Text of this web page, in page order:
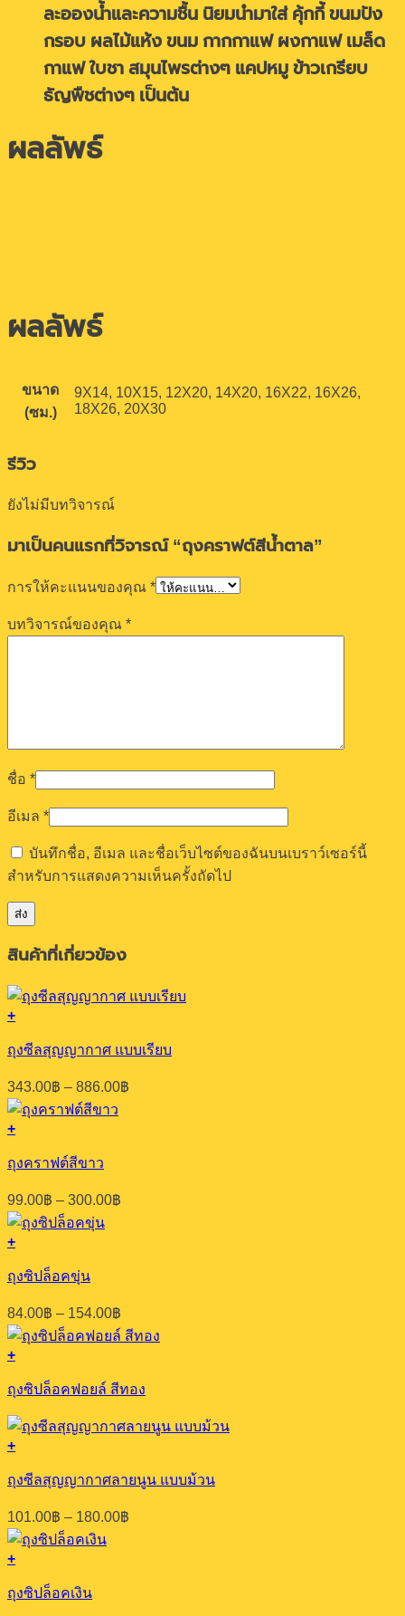
ละอองน้ำและความชื้น นิยมนำมาใส่ คุ้กกี้ ขนมปัง
กรอบ ผลไม้แห้ง ขนม กากกาแฟ ผงกาแฟ เมล็ด
กาแฟ ใบชา สมุนไพรต่างๆ แคปหมู ข้าวเกรียบ
ธัญพืชต่างๆ เป็นต้น
ผลลัพธ์
ผลลัพธ์
ขนาด
(ซม.)
9X14, 10X15, 12X20, 14X20, 16X22, 16X26,
18X26, 20X30
รีวิว
ยังไม่มีบทวิจารณ์
มาเป็นคนแรกที่วิจารณ์ “ถุงคราฟต์สีน้ำตาล”
การให้คะแนนของคุณ *
บทวิจารณ์ของคุณ *
ชื่อ *
อีเมล *
บันทึกชื่อ, อีเมล และชื่อเว็บไซต์ของฉันบนเบราว์เซอร์นี้
สำหรับการแสดงความเห็นครั้งถัดไป
สินค้าที่เกี่ยวข้อง
+
product
has
multiple
variants.
The
options
be
chosen
on
the
product
page
ถุงซีลสุญญากาศ แบบเรียบ
343.00฿ – 886.00฿
+
product
has
multiple
variants.
The
options
be
chosen
on
the
product
page
ถุงคราฟต์สีขาว
99.00฿ – 300.00฿
+
product
has
multiple
variants.
The
options
be
chosen
on
the
product
page
ถุงซิปล็อคขุ่น
84.00฿ – 154.00฿
range:
84.00฿
154.00฿
+
ถุงซิปล็อคฟอยล์ สีทอง
+
product
has
multiple
variants.
The
options
be
chosen
ถุงซีลสุญญากาศลายนูน แบบม้วน
101.00฿ – 180.00฿
+
product
has
ถุงซิปล็อคเงิน